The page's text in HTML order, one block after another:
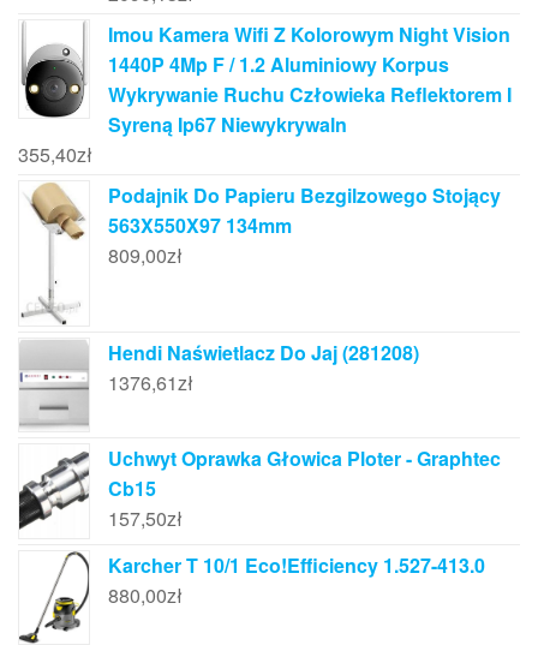
Imou Kamera Wifi Z Kolorowym Night Vision
1440P 4Mp F / 1.2 Aluminiowy Korpus
Wykrywanie Ruchu Człowieka Reflektorem I
Syreną Ip67 Niewykrywaln
355,40zł
Podajnik Do Papieru Bezgilzowego Stojący
563X550X97 134mm
809,00zł
Hendi Naświetlacz Do Jaj (281208)
1376,61zł
Uchwyt Oprawka Głowica Ploter - Graphtec
Cb15
157,50zł
Karcher T 10/1 Eco!Efficiency 1.527-413.0
880,00zł